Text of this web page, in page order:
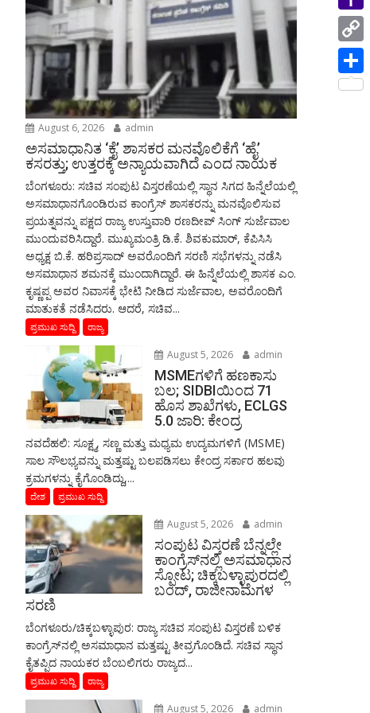
August 6, 2026 admin
ಅಸಮಾಧಾನಿತ ‘ಕೈ’ ಶಾಸಕರ ಮನವೊಲಿಕೆಗೆ ‘ಹೈ’
ಕಸರತ್ತು; ಉತ್ತರಕ್ಕೆ ಅನ್ಯಾಯವಾಗಿದೆ ಎಂದ ನಾಯಕ
ಬೆಂಗಳೂರು: ಸಚಿವ ಸಂಪುಟ ವಿಸ್ತರಣೆಯಲ್ಲಿ ಸ್ಥಾನ ಸಿಗದ ಹಿನ್ನೆಲೆಯಲ್ಲಿ
ಅಸಮಾಧಾನಗೊಂಡಿರುವ ಕಾಂಗ್ರೆಸ್ ಶಾಸಕರನ್ನು ಮನವೊಲಿಸುವ
ಪ್ರಯತ್ನವನ್ನು ಪಕ್ಷದ ರಾಜ್ಯ ಉಸ್ತುವಾರಿ ರಣದೀಪ್ ಸಿಂಗ್ ಸುರ್ಜೆವಾಲ
ಮುಂದುವರಿಸಿದ್ದಾರೆ. ಮುಖ್ಯಮಂತ್ರಿ ಡಿ.ಕೆ. ಶಿವಕುಮಾರ್, ಕೆಪಿಸಿಸಿ
ಅಧ್ಯಕ್ಷ ಬಿ.ಕೆ. ಹರಿಪ್ರಸಾದ್ ಅವರೊಂದಿಗೆ ಸರಣಿ ಸಭೆಗಳನ್ನು ನಡೆಸಿ
ಅಸಮಾಧಾನ ಶಮನಕ್ಕೆ ಮುಂದಾಗಿದ್ದಾರೆ. ಈ ಹಿನ್ನೆಲೆಯಲ್ಲಿ ಶಾಸಕ ಎಂ.
ಕೃಷ್ಣಪ್ಪ ಅವರ ನಿವಾಸಕ್ಕೆ ಭೇಟಿ ನೀಡಿದ ಸುರ್ಜೆವಾಲ, ಅವರೊಂದಿಗೆ
ಮಾತುಕತೆ ನಡೆಸಿದರು. ಆದರೆ, ಸಚಿವ...
ಪ್ರಮುಖ ಸುದ್ದಿ ರಾಜ್ಯ
August 5, 2026 admin
MSMEಗಳಿಗೆ ಹಣಕಾಸು
ಬಲ; SIDBIಯಿಂದ 71
ಹೊಸ ಶಾಖೆಗಳು, ECLGS
5.0 ಜಾರಿ: ಕೇಂದ್ರ
ನವದೆಹಲಿ: ಸೂಕ್ಷ್ಮ, ಸಣ್ಣ ಮತ್ತು ಮಧ್ಯಮ ಉದ್ಯಮಗಳಿಗೆ (MSME)
ಸಾಲ ಸೌಲಭ್ಯವನ್ನು ಮತ್ತಷ್ಟು ಬಲಪಡಿಸಲು ಕೇಂದ್ರ ಸರ್ಕಾರ ಹಲವು
ಕ್ರಮಗಳನ್ನು ಕೈಗೊಂಡಿದ್ದು,...
ದೇಶ ಪ್ರಮುಖ ಸುದ್ದಿ
August 5, 2026 admin
ಸಂಪುಟ ವಿಸ್ತರಣೆ ಬೆನ್ನಲ್ಲೇ
ಕಾಂಗ್ರೆಸ್‌ನಲ್ಲಿ ಅಸಮಾಧಾನ
ಸ್ಫೋಟ; ಚಿಕ್ಕಬಳ್ಳಾಪುರದಲ್ಲಿ
ಬಂದ್, ರಾಜೀನಾಮೆಗಳ
ಸರಣಿ
ಬೆಂಗಳೂರು/ಚಿಕ್ಕಬಳ್ಳಾಪುರ: ರಾಜ್ಯ ಸಚಿವ ಸಂಪುಟ ವಿಸ್ತರಣೆ ಬಳಿಕ
ಕಾಂಗ್ರೆಸ್‌ನಲ್ಲಿ ಅಸಮಾಧಾನ ಮತ್ತಷ್ಟು ತೀವ್ರಗೊಂಡಿದೆ. ಸಚಿವ ಸ್ಥಾನ
ಕೈತಪ್ಪಿದ ನಾಯಕರ ಬೆಂಬಲಿಗರು ರಾಜ್ಯದ...
ಪ್ರಮುಖ ಸುದ್ದಿ ರಾಜ್ಯ
August 5, 2026 admin
p
a
m
n
g
e
ii
n
e
s
s
a
Y
a
h
C
o
S